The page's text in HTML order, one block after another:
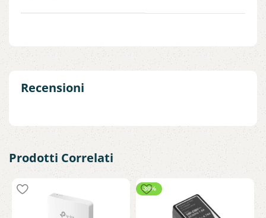
Recensioni
Prodotti Correlati
-30%